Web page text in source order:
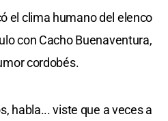
el clima humano del elenco
con Cacho Buenaventura,
cordobés.
habla... viste que a veces a